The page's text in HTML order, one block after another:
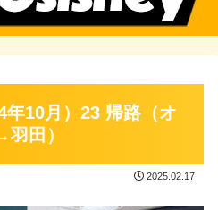
年10月）23 帰路（オ
田）
2025.02.17